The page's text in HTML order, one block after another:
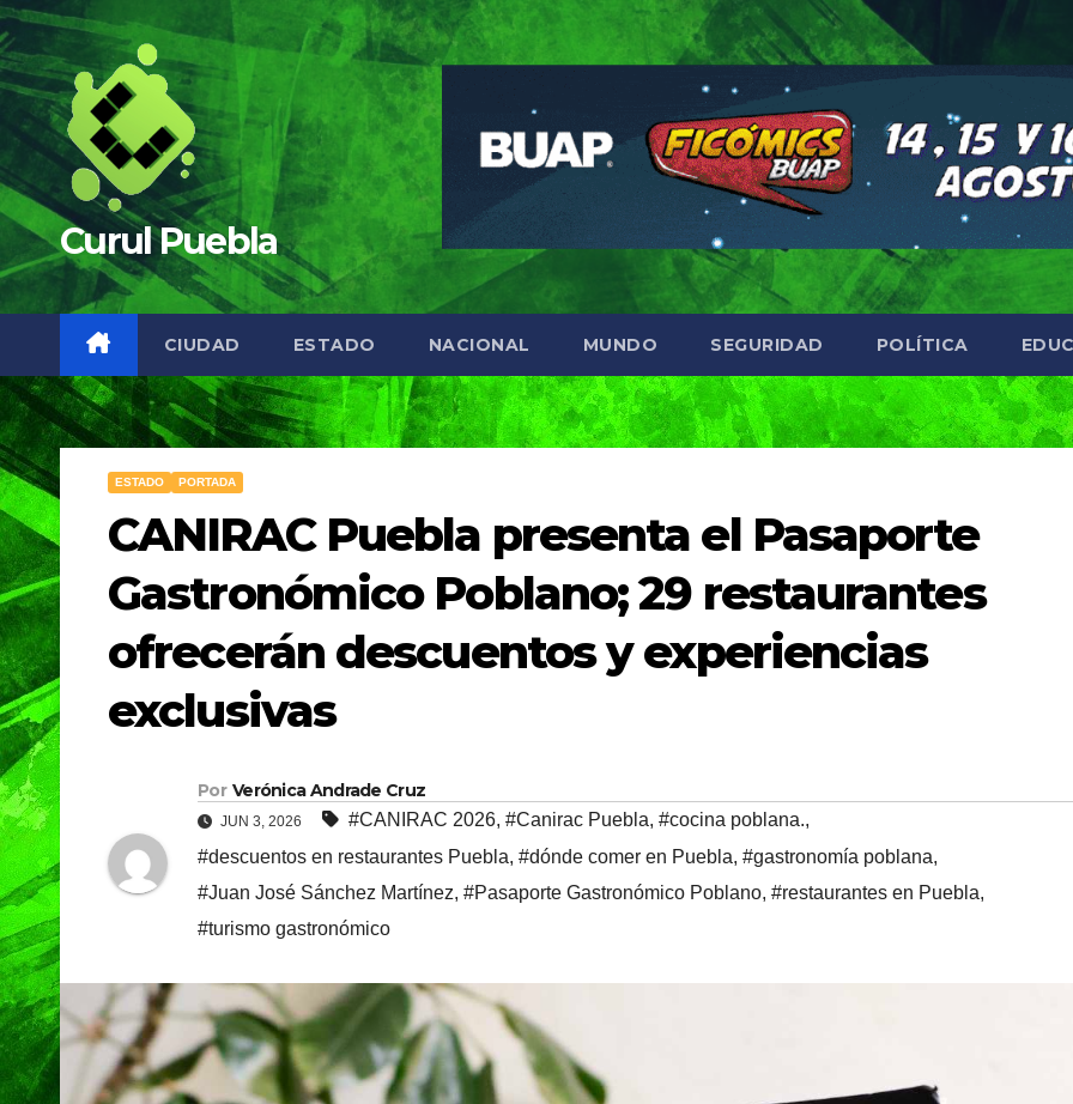
Saltar
al
contenido
Curul Puebla
CIUDAD ESTADO NACIONAL MUNDO SEGURIDAD POLÍTICA
ESTADO PORTADA
CANIRAC Puebla presenta el Pasaporte
Gastronómico Poblano; 29 restaurantes
ofrecerán descuentos y experiencias
exclusivas
Por Verónica Andrade Cruz
JUN 3, 2026 #CANIRAC 2026, #Canirac Puebla, #cocina poblana.,
#descuentos en restaurantes Puebla, #dónde comer en Puebla, #gastronomía poblana,
#Juan José Sánchez Martínez, #Pasaporte Gastronómico Poblano, #restaurantes en Puebla,
#turismo gastronómico